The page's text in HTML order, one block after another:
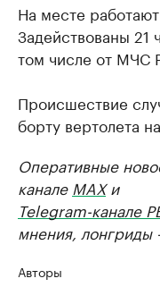
На месте
Задействованы 21
том числе от МЧС
Происшествие
борту вертолета
Оперативные
канале MAXи
Telegram-канале
мнения,
Авторы